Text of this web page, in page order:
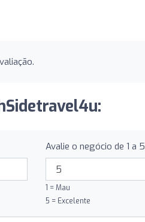
Avalie o negócio de 1 a 5
1 = Mau
5 = Excelente